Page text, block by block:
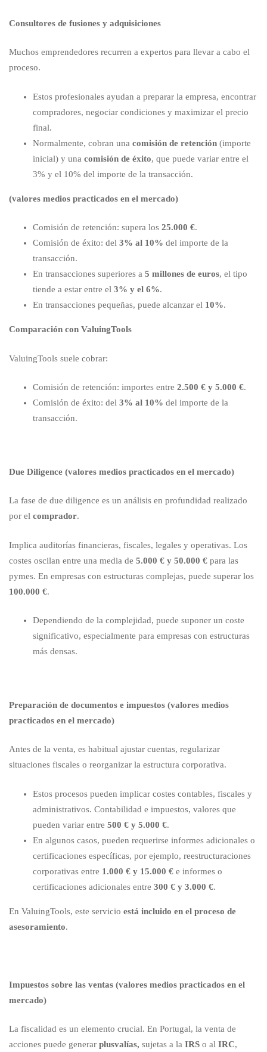
Consultores de fusiones y adquisiciones
Muchos emprendedores recurren a expertos para llevar a cabo el
proceso.
Estos profesionales ayudan a preparar la empresa, encontrar
compradores, negociar condiciones y maximizar el precio
final.
Normalmente, cobran una comisión de retención (importe
inicial) y una comisión de éxito, que puede variar entre el
3% y el 10% del importe de la transacción.
(valores medios practicados en el mercado)
Comisión de retención: supera los 25.000 €.
Comisión de éxito: del 3% al 10% del importe de la
transacción.
En transacciones superiores a 5 millones de euros, el tipo
tiende a estar entre el 3% y el 6%.
En transacciones pequeñas, puede alcanzar el 10%.
Comparación con ValuingTools
ValuingTools suele cobrar:
Comisión de retención: importes entre 2.500 € y 5.000 €.
Comisión de éxito: del 3% al 10% del importe de la
transacción.
Due Diligence (valores medios practicados en el mercado)
La fase de due diligence es un análisis en profundidad realizado
por el comprador.
Implica auditorías financieras, fiscales, legales y operativas. Los
costes oscilan entre una media de 5.000 € y 50.000 € para las
pymes. En empresas con estructuras complejas, puede superar los
100.000 €.
Dependiendo de la complejidad, puede suponer un coste
significativo, especialmente para empresas con estructuras
más densas.
Preparación de documentos e impuestos (valores medios
practicados en el mercado)
Antes de la venta, es habitual ajustar cuentas, regularizar
situaciones fiscales o reorganizar la estructura corporativa.
Estos procesos pueden implicar costes contables, fiscales y
administrativos. Contabilidad e impuestos, valores que
pueden variar entre 500 € y 5.000 €.
En algunos casos, pueden requerirse informes adicionales o
certificaciones específicas, por ejemplo, reestructuraciones
corporativas entre 1.000 € y 15.000 € e informes o
certificaciones adicionales entre 300 € y 3.000 €.
En ValuingTools, este servicio está incluido en el proceso de
asesoramiento.
Impuestos sobre las ventas (valores medios practicados en el
mercado)
La fiscalidad es un elemento crucial. En Portugal, la venta de
acciones puede generar plusvalías, sujetas a la IRS o al IRC,